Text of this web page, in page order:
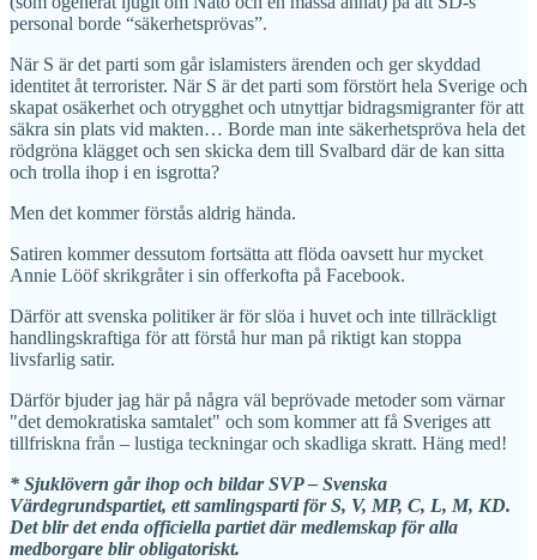
personal borde “säkerhetsprövas”.
När S är det parti som går islamisters ärenden och ger skyddad
identitet åt terrorister. När S är det parti som förstört hela Sverige och
skapat osäkerhet och otrygghet och utnyttjar bidragsmigranter för att
säkra sin plats vid makten… Borde man inte säkerhetspröva hela det
rödgröna klägget och sen skicka dem till Svalbard där de kan sitta
och trolla ihop i en isgrotta?
Men det kommer förstås aldrig hända.
Satiren kommer dessutom fortsätta att flöda oavsett hur mycket
Annie Lööf skrikgråter i sin offerkofta på Facebook.
Därför att svenska politiker är för slöa i huvet och inte tillräckligt
handlingskraftiga för att förstå hur man på riktigt kan stoppa
livsfarlig satir.
Därför bjuder jag här på några väl beprövade metoder som värnar
"det demokratiska samtalet" och som kommer att få Sveriges att
tillfriskna från – lustiga teckningar och skadliga skratt. Häng med!
* Sjuklövern går ihop och bildar SVP – Svenska
Värdegrundspartiet, ett samlingsparti för S, V, MP, C, L, M, KD.
Det blir det enda officiella partiet där medlemskap för alla
medborgare blir obligatoriskt.